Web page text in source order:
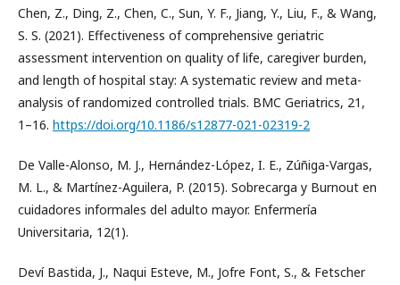
Chen, Z., Ding, Z., Chen, C., Sun, Y. F., Jiang, Y., Liu, F., & Wang,
S. S. (2021). Effectiveness of comprehensive geriatric
assessment intervention on quality of life, caregiver burden,
and length of hospital stay: A systematic review and meta-
analysis of randomized controlled trials. BMC Geriatrics, 21,
1–16. https://doi.org/10.1186/s12877-021-02319-2
De Valle-Alonso, M. J., Hernández-López, I. E., Zúñiga-Vargas,
M. L., & Martínez-Aguilera, P. (2015). Sobrecarga y Burnout en
cuidadores informales del adulto mayor. Enfermería
Universitaria, 12(1).
Deví Bastida, J., Naqui Esteve, M., Jofre Font, S., & Fetscher